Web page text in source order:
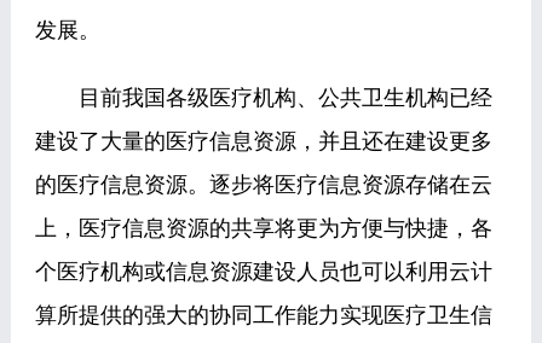
发展。
目前我国各级医疗机构、公共卫生机构已经
建设了大量的医疗信息资源，并且还在建设更多
的医疗信息资源。逐步将医疗信息资源存储在云
上，医疗信息资源的共享将更为方便与快捷，各
个医疗机构或信息资源建设人员也可以利用云计
算所提供的强大的协同工作能力实现医疗卫生信